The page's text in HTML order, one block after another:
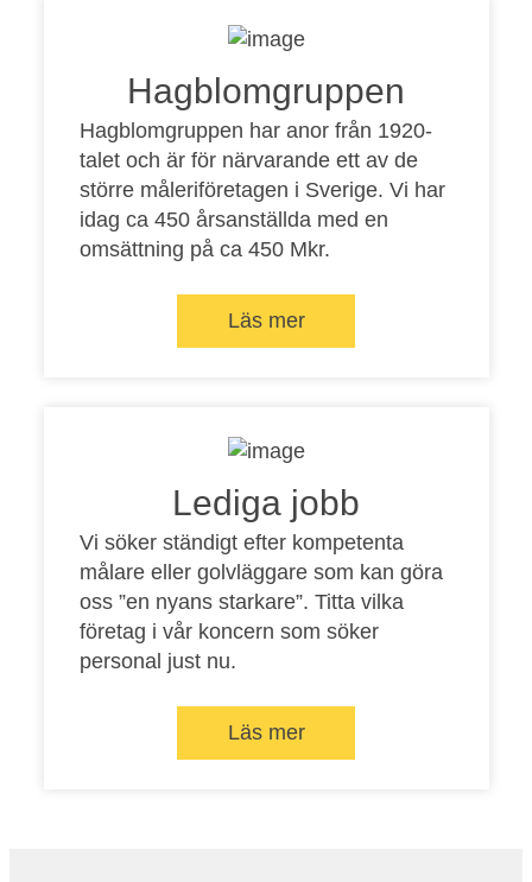
Hagblomgruppen
Hagblomgruppen har anor från 1920-
talet och är för närvarande ett av de
större måleriföretagen i Sverige. Vi har
idag ca 450 årsanställda med en
omsättning på ca 450 Mkr.
Läs mer
Lediga jobb
Vi söker ständigt efter kompetenta
målare eller golvläggare som kan göra
oss ”en nyans starkare”. Titta vilka
företag i vår koncern som söker
personal just nu.
Läs mer